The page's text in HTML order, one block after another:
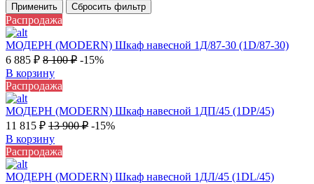
Применить Сбросить фильтр
Распродажа
МОДЕРН (MODERN) Шкаф навесной 1Д/87-30 (1D/87-30)
6 885 ₽ 8 100₽ -15%
В корзину
Распродажа
МОДЕРН (MODERN) Шкаф навесной 1ДП/45 (1DP/45)
11 815 ₽ 13 900₽ -15%
В корзину
Распродажа
МОДЕРН (MODERN) Шкаф навесной 1ДЛ/45 (1DL/45)